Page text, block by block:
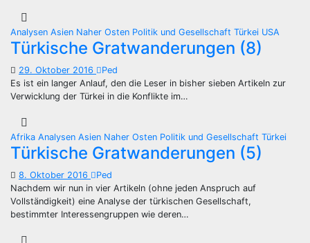
Analysen Asien Naher Osten Politik und Gesellschaft Türkei USA
Türkische Gratwanderungen (8)
29. Oktober 2016
Ped
Es ist ein langer Anlauf, den die Leser in bisher sieben Artikeln zur
Verwicklung der Türkei in die Konflikte im…
Afrika Analysen Asien Naher Osten Politik und Gesellschaft Türkei
Türkische Gratwanderungen (5)
8. Oktober 2016
Ped
Nachdem wir nun in vier Artikeln (ohne jeden Anspruch auf
Vollständigkeit) eine Analyse der türkischen Gesellschaft,
bestimmter Interessengruppen wie deren…